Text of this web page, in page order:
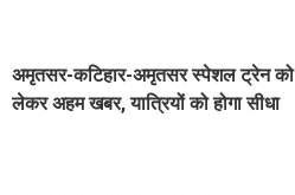
अमृतसर-कटिहार-अमृतसर स्पेशल ट्रेन को
लेकर अहम खबर, यात्रियों को होगा सीधा